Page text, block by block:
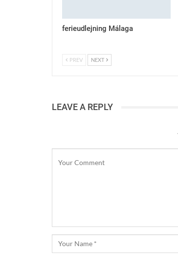
ferieudlejning Málaga
PREV NEXT
LEAVE A REPLY